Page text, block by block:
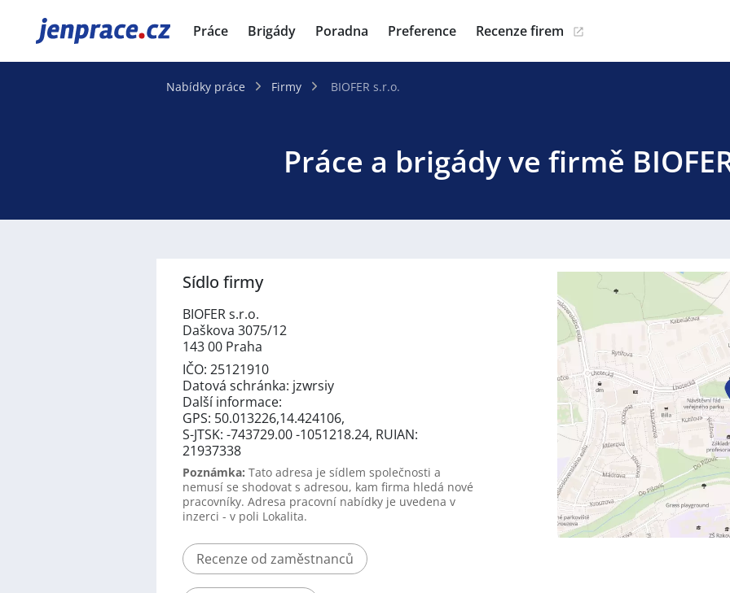
JenPráce.cz Práce Brigády Poradna Preference Recenze firem
Nabídky práce Firmy BIOFER s.r.o.
Práce a brigády ve firmě
Sídlo firmy
BIOFER s.r.o.
Daškova 3075/12
143 00 Praha
IČO: 25121910
Datová schránka: jzwrsiy
Další informace:
GPS: 50.013226,14.424106,
S-JTSK: -743729.00 -1051218.24, RUIAN:
21937338
Poznámka: Tato adresa je sídlem společnosti a
nemusí se shodovat s adresou, kam firma hledá nové
pracovníky. Adresa pracovní nabídky je uvedena v
inzerci - v poli Lokalita.
Recenze od zaměstnanců